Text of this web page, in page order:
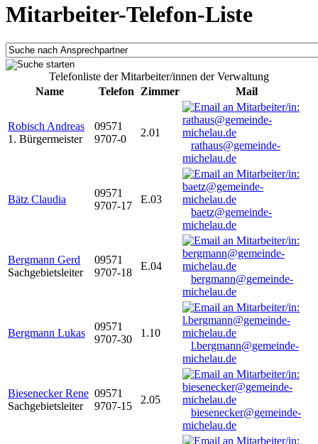
Mitarbeiter-Telefon-Liste
Telefonliste der Mitarbeiter/innen der Verwaltung
Name
Telefon Zimmer Mail
Robisch Andreas
1. Bürgermeister
09571
9707-0
2.01
rathaus@gemeinde-
michelau.de
Bätz Claudia
09571
9707-17
E.03
baetz@gemeinde-
michelau.de
Bergmann Gerd
Sachgebietsleiter
09571
9707-18
E.04
bergmann@gemeinde-
michelau.de
Bergmann Lukas
09571
9707-30
1.10
l.bergmann@gemeinde-
michelau.de
Biesenecker Rene
Sachgebietsleiter
09571
9707-15
2.05
biesenecker@gemeinde-
michelau.de